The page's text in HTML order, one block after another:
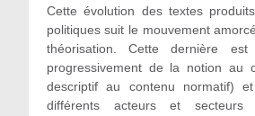
Cette évolution des textes
politiques suit le mouvement
théorisation. Cette dernière
progressivement de la notion au
descriptif au contenu normatif)
différents acteurs et secteurs